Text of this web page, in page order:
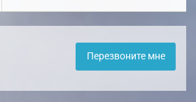
Перезвоните мне